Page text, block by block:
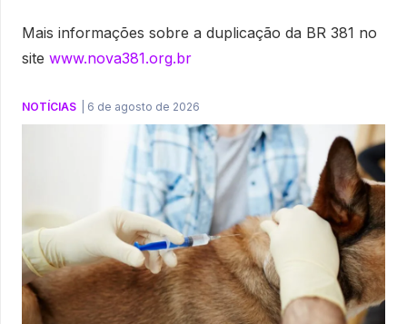
Mais informações sobre a duplicação da BR 381 no
site www.nova381.org.br
NOTÍCIAS 6 de agosto de 2026